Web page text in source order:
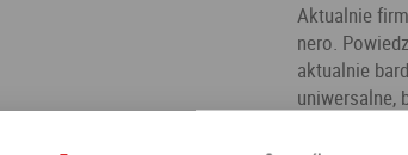
Aktualnie
nero.
aktualnie
uniwersalne,
bo dzięki